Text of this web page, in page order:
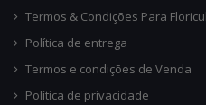
Termos & Condições Para
Política de entrega
Termos e condições de Venda
Política de privacidade